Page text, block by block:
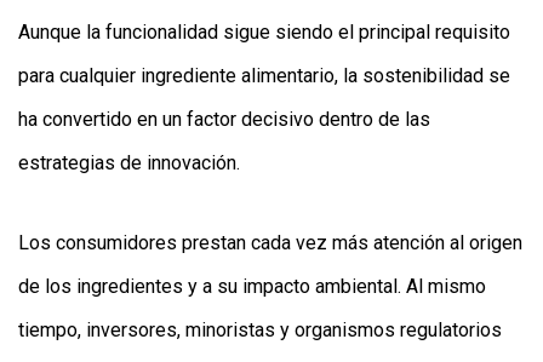
Aunque la funcionalidad sigue siendo el principal requisito
para cualquier ingrediente alimentario, la sostenibilidad se
ha convertido en un factor decisivo dentro de las
estrategias de innovación.
Los consumidores prestan cada vez más atención al origen
de los ingredientes y a su impacto ambiental. Al mismo
tiempo, inversores, minoristas y organismos regulatorios